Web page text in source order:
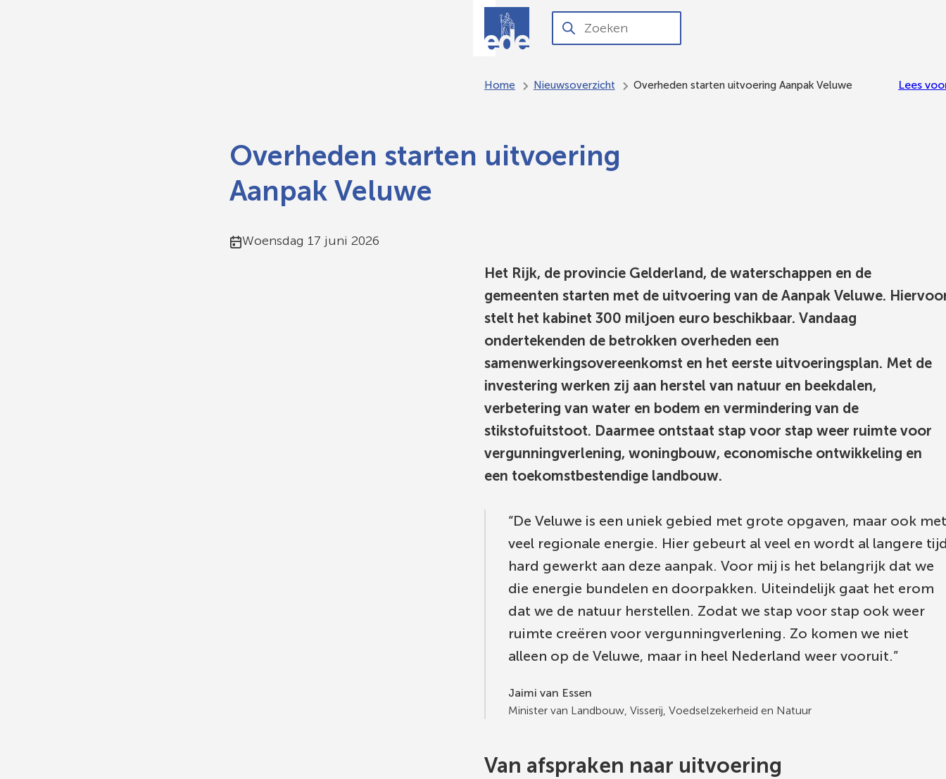
Aanvragen
en regelen
Ondersteuning,
inkomen
Zoeken
Wanneer
hierdoor
navigeren
omlaag
te
gebruiken.
Gebruik
enter-
toets
om
een
waarde
te
Home Nieuwsoverzicht Overheden starten uitvoering Aanpak Veluwe Lees
Overheden starten uitvoering
Aanpak Veluwe
Publicatiedatum:
Woensdag 17 juni 2026
Het Rijk, de provincie Gelderland, de waterschappen en de
gemeenten starten met de uitvoering van de Aanpak Veluwe.
stelt het kabinet 300 miljoen euro beschikbaar. Vandaag
ondertekenden de betrokken overheden een
samenwerkingsovereenkomst en het eerste uitvoeringsplan. Met de
investering werken zij aan herstel van natuur en beekdalen,
verbetering van water en bodem en vermindering van de
stikstofuitstoot. Daarmee ontstaat stap voor stap weer ruimte voor
vergunningverlening, woningbouw, economische ontwikkeling en
een toekomstbestendige landbouw.
De Veluwe is een uniek gebied met grote opgaven, maar ook met
veel regionale energie. Hier gebeurt al veel en wordt al langere
hard gewerkt aan deze aanpak. Voor mij is het belangrijk dat we
die energie bundelen en doorpakken. Uiteindelijk gaat het erom
dat we de natuur herstellen. Zodat we stap voor stap ook weer
ruimte creëren voor vergunningverlening. Zo komen we niet
alleen op de Veluwe, maar in heel Nederland weer vooruit.
Jaimi van Essen
Minister van Landbouw, Visserij, Voedselzekerheid en Natuur
Van afspraken naar uitvoering